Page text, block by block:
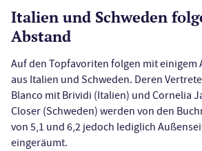
Italien und Schweden
Abstand
Auf den Topfavoriten folgen mit einigem
aus Italien und Schweden. Deren
Blanco mit Brividi (Italien) und Cornelia
Closer (Schweden) werden von den
von 5,1 und 6,2 jedoch lediglich
eingeräumt.